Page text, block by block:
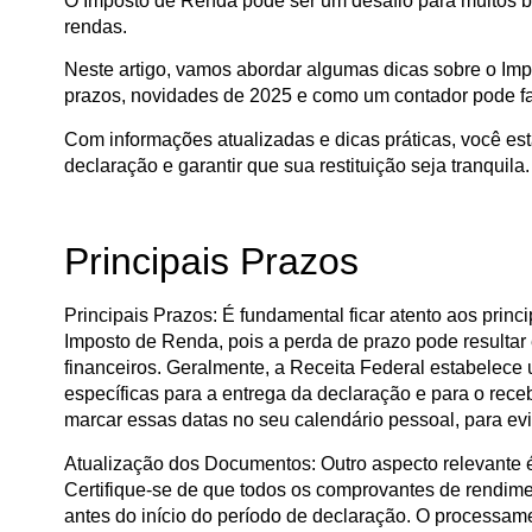
rendas.
Neste artigo, vamos abordar algumas dicas sobre o
prazos, novidades de 2025 e como um contador pode
Com informações atualizadas e dicas práticas, você
declaração e garantir que sua restituição seja tranquila.
Principais Prazos
Principais Prazos: É fundamental ficar atento aos
Imposto de Renda, pois a perda de prazo pode
financeiros. Geralmente, a Receita Federal
específicas para a entrega da declaração e para o
marcar essas datas no seu calendário pessoal, para
Atualização dos Documentos: Outro aspecto relevante
Certifique-se de que todos os comprovantes de
antes do início do período de declaração. O